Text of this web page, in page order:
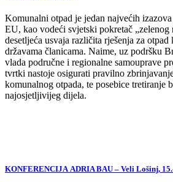
Komunalni otpad je jedan najvećih
EU, kao vodeći svjetski pokretač „zelenog
desetljeća usvaja različita rješenja za
državama članicama. Naime, uz podršku
vlada područne i regionalne samouprave
tvrtki nastoje osigurati pravilno
komunalnog otpada, te posebice tretiranje
najosjetljivijeg dijela.
KONFERENCIJA ADRIA BAU – Veli Lošinj,